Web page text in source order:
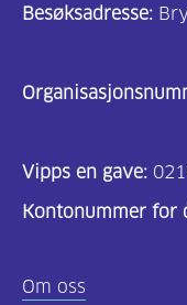
Besøksadresse:
Vipps en gave:
Kontonummer for
Om oss